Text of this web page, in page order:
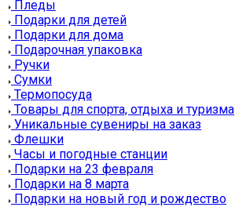
Пледы
Подарки для детей
Подарки для дома
Подарочная упаковка
Ручки
Сумки
Термопосуда
Товары для спорта, отдыха и туризма
Уникальные сувениры на заказ
Флешки
Часы и погодные станции
Подарки на 23 февраля
Подарки на 8 марта
Подарки на новый год и рождество